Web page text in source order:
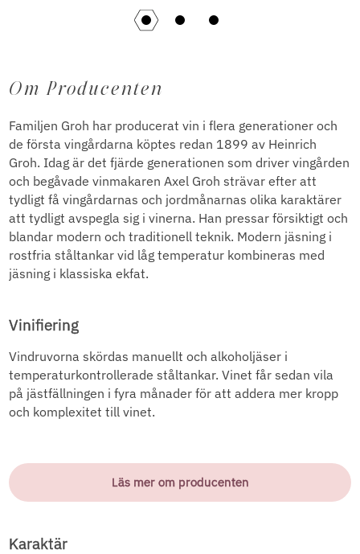
Om Producenten
Familjen Groh har producerat vin i flera generationer och
de första vingårdarna köptes redan 1899 av Heinrich
Groh. Idag är det fjärde generationen som driver vingården
och begåvade vinmakaren Axel Groh strävar efter att
tydligt få vingårdarnas och jordmånarnas olika karaktärer
att tydligt avspegla sig i vinerna. Han pressar försiktigt och
blandar modern och traditionell teknik. Modern jäsning i
rostfria ståltankar vid låg temperatur kombineras med
jäsning i klassiska ekfat.
Vinifiering
Vindruvorna skördas manuellt och alkoholjäser i
temperaturkontrollerade ståltankar. Vinet får sedan vila
på jästfällningen i fyra månader för att addera mer kropp
och komplexitet till vinet.
Läs mer om producenten
Karaktär